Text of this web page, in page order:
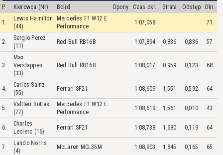
P. Kierowca (Nr) Bolid Opony Czas okr. Strata Odstęp Okr.
1.
Lewis Hamilton
(44)
Mercedes F1 W12 E
Performance
1:07,058 71
2.
Sergio Perez
(11)
Red Bull RB16B 1:07,894 0,836 0,836 57
3.
Max
Verstappen
(33)
Red Bull RB16B 1:08,017 0,959 0,123 68
4.
Carlos Sainz
(55)
Ferrari SF21 1:08,609 1,551 0,592 64
5.
Valtteri Bottas
(77)
Mercedes F1 W12 E
Performance
1:08,619 1,561 0,010 43
6.
Charles
Leclerc (16)
Ferrari SF21 1:08,738 1,680 0,119 64
7.
Lando Norris
(4)
McLaren MCL35M 1:08,903 1,845 0,165 65